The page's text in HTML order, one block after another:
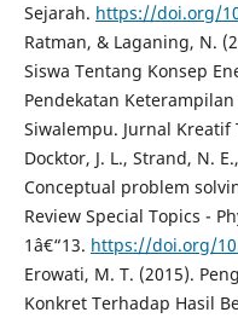
Sejarah. https://doi.org/
Ratman, & Laganing, N.
Siswa Tentang Konsep
Pendekatan Keterampilan
Siwalempu. Jurnal Kreatif
Docktor, J. L., Strand, N.
Conceptual problem
Review Special Topics -
1â€“13. https://doi.org/
Erowati, M. T. (2015).
Konkret Terhadap Hasil